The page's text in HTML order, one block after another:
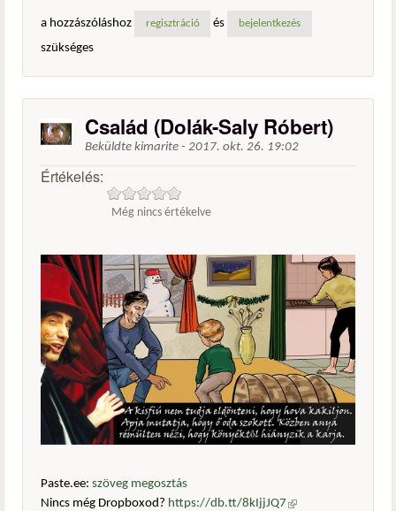
a hozzászóláshoz
regisztráció és bejelentkezés
szükséges
Család (Dolák-Saly Róbert)
Beküldte kimarite - 2017. okt. 26. 19:02
Értékelés:
Még nincs értékelve
Paste.ee: szöveg megosztás
Nincs még Dropboxod? https://db.tt/8kIjjJQ7 (külső